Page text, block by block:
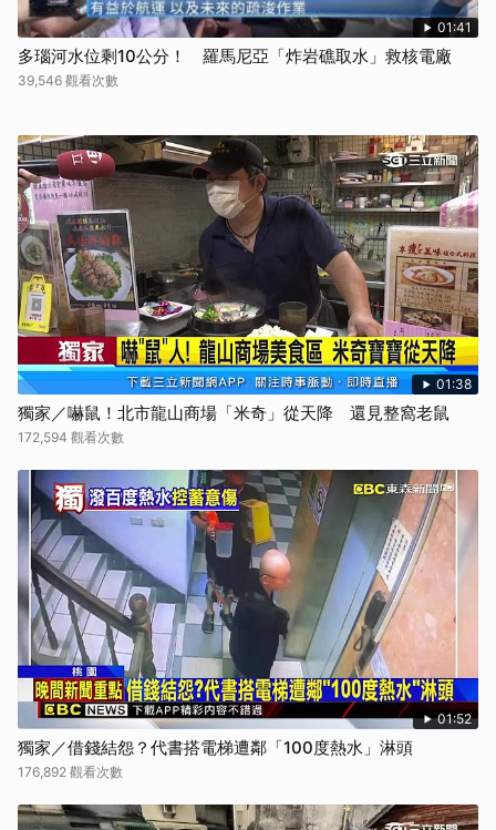
01:41
多瑙河水位剩10公分！ 羅馬尼亞「炸岩礁取水」救核電廠
39,546 觀看次數
01:38
獨家／嚇鼠！北市龍山商場「米奇」從天降 還見整窩老鼠
172,594 觀看次數
01:52
獨家／借錢結怨？代書搭電梯遭鄰「100度熱水」淋頭
176,892 觀看次數